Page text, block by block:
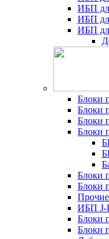
ИБП
ИБП
ИБП
Блоки
Блоки
Блоки
Блоки
Блоки
Блоки
ИБП J-
Блоки
Блоки